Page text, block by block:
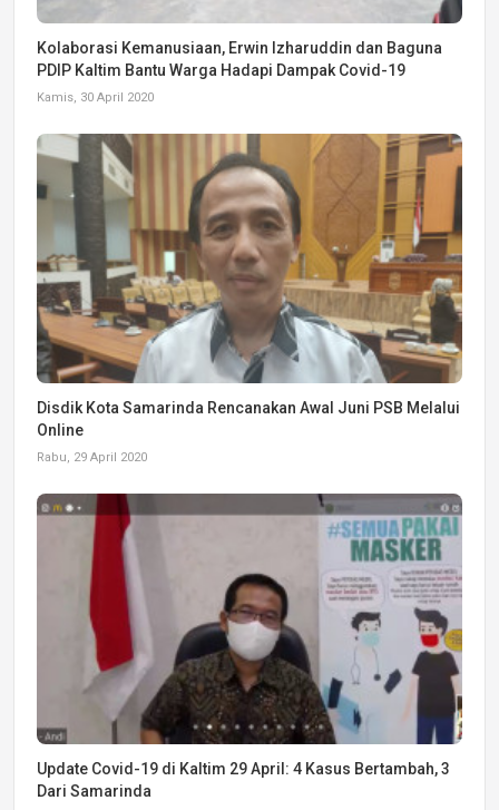
Kolaborasi Kemanusiaan, Erwin Izharuddin dan Baguna
PDIP Kaltim Bantu Warga Hadapi Dampak Covid-19
Kamis, 30 April 2020
Disdik Kota Samarinda Rencanakan Awal Juni PSB Melalui
Online
Rabu, 29 April 2020
Update Covid-19 di Kaltim 29 April: 4 Kasus Bertambah, 3
Dari Samarinda